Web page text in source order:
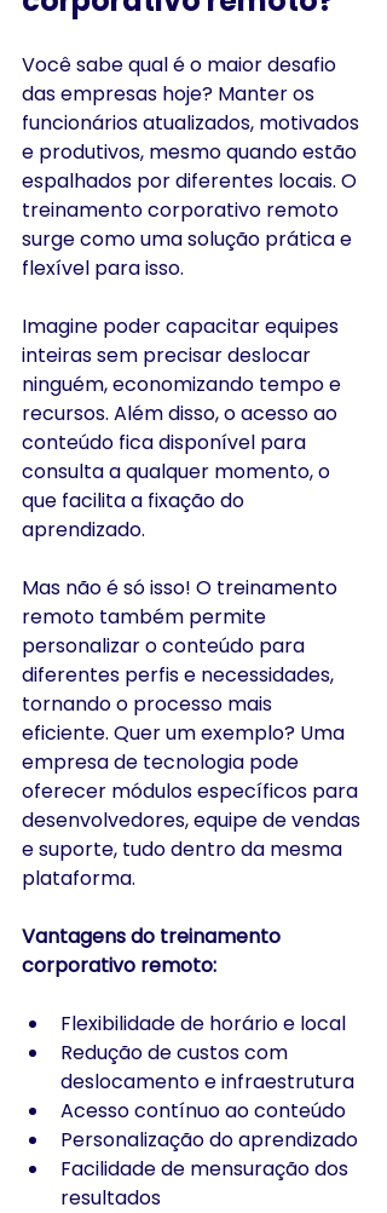
Você sabe qual é o maior desafio
das empresas hoje? Manter os
funcionários atualizados, motivados
e produtivos, mesmo quando estão
espalhados por diferentes locais. O
treinamento corporativo remoto
surge como uma solução prática e
flexível para isso.
Imagine poder capacitar equipes
inteiras sem precisar deslocar
ninguém, economizando tempo e
recursos. Além disso, o acesso ao
conteúdo fica disponível para
consulta a qualquer momento, o
que facilita a fixação do
aprendizado.
Mas não é só isso! O treinamento
remoto também permite
personalizar o conteúdo para
diferentes perfis e necessidades,
tornando o processo mais
eficiente. Quer um exemplo? Uma
empresa de tecnologia pode
oferecer módulos específicos para
desenvolvedores, equipe de vendas
e suporte, tudo dentro da mesma
plataforma.
Vantagens do treinamento
corporativo remoto:
Flexibilidade de horário e local
Redução de custos com
deslocamento e infraestrutura
Acesso contínuo ao conteúdo
Personalização do aprendizado
Facilidade de mensuração dos
resultados